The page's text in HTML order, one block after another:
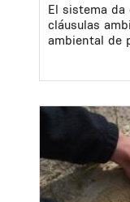
El sistema
cláusulas
ambiental de
Image